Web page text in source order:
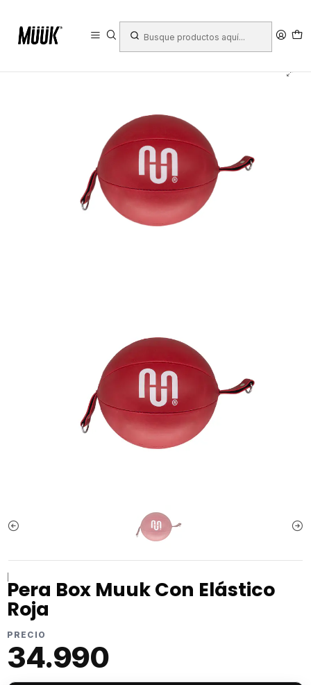
Pera Box Muuk Con Elástico
Roja
PRECIO
34.990